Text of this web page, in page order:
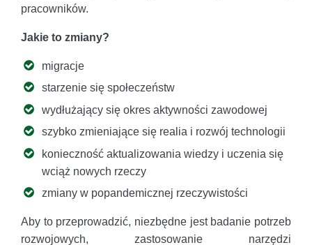
pracowników.
Jakie to zmiany?
migracje
starzenie się społeczeństw
wydłużający się okres aktywności zawodowej
szybko zmieniające się realia i rozwój technologii
konieczność aktualizowania wiedzy i uczenia się
wciąż nowych rzeczy
zmiany w popandemicznej rzeczywistości
Aby to przeprowadzić, niezbędne jest badanie potrzeb
rozwojowych, zastosowanie narzędzi